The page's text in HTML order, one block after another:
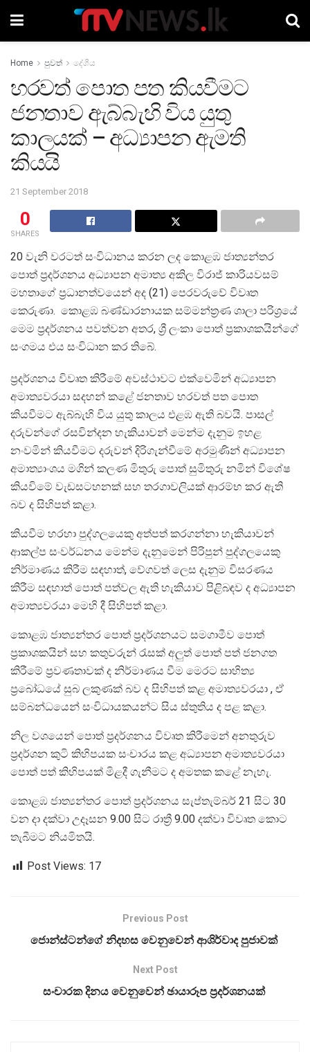
Home පුවත් දේශීය
හරවත් පොත පත කියවීමට
ජනතාව ඇබ්බැහි විය යුතු
කාලයක් – අධ්‍යාපන ඇමති
කියයි
21 September 2018
0
SHARES
20 වැනි වරටත් සංවිධානය කරන ලද කොළඹ ජාත්‍යන්තර
පොත් ප්‍රදර්ශනය අධ්‍යාපන අමාත්‍ය අකිල විරාජ් කාරියවසම්
මහතාගේ ප්‍රධානත්වයෙන් අද (21) පෙරවරුවේ විවෘත
කෙරුණා. කොළඹ බණ්ඩාරනායක සම්මන්ත්‍රණ ශාලා පරිශ්‍රයේ
මෙම ප්‍රදර්ශනය පවත්වන අතර, ශ්‍රී ලංකා පොත් ප්‍රකාශකයින්ගේ
සංගමය එය සංවිධාන කර තිබේ.
ප්‍රදර්ශනය විවෘත කිරීමේ අවස්ථාවට එක්වෙමින් අධ්‍යාපන
අමාත්‍යවරයා සදහන් කළේ ජනතාව හරවත් පත පොත
කියවීමට ඇබ්බැහි විය යුතු කාලය එළඹ ඇති බවයි. පාසල්
දරුවන්ගේ රසවින්දන හැකියාවන් මෙන්ම දැනුම ඉහළ
නංවමින් කියවීමට දරුවන් දිරිගැන්වීමේ අරමුණින් අධ්‍යාපන
අමාත්‍යාංශය මගින් කලණ මිතුරු පොත් සුමිතුරු නමින් විශේෂ
කියවිමේ වැඩසටහනක් සහ තරගාවලියක් ආරම්භ කර ඇති
බව ද සිහිපත් කළා.
කියවීම හරහා පුද්ගලයෙකු අත්පත් කරගන්නා හැකියාවන්
ආකල්ප සංවර්ධනය මෙන්ම දැනුමෙන් පිරිපුන් පුද්ගලයෙකු
නිර්මාණය කිරීම සඳහාත්, වේගවත් ලෙස දැනුම විසරණය
කිරීම සඳහාත් පොත් පත්වල ඇති හැකියාව පිළිබඳව ද අධ්‍යාපන
අමාත්‍යවරයා මෙහි දී සිහිපත් කළා.
කොළඹ ජාත්‍යන්තර පොත් ප්‍රදර්ශනයට සමගාමීව පොත්
ප්‍රකාශකයින් සහ කතුවරුන් රැසක් අලුත් පොත් පත් ජනගත
කිරීමේ ප්‍රවණතාවක් ද නිර්මාණය වීම මෙරට සාහිත්‍ය
ප්‍රබෝධයේ සුබ ලකුණක් බව ද සිහිපත් කළ අමාත්‍යවරයා , ඒ
සම්බන්ධයෙන් සංවිධායකයන්ට සිය ස්තුතිය ද පළ කළා.
නිල වශයෙන් පොත් ප්‍රදර්ශනය විවෘත කිරීමෙන් අනතුරුව
ප්‍රදර්ශන කුටි කිහිපයක සංචාරය කළ අධ්‍යාපන අමාත්‍යවරයා
පොත් පත් කිහිපයක් මිළදී ගැනීමට ද අමතක කළේ නැහැ.
කොළඹ ජාත්‍යන්තර පොත් ප්‍රදර්ශනය සැප්තැම්බර් 21 සිට 30
වන දා දක්වා උදෑසන 9.00 සිට රාත්‍රී 9.00 දක්වා විවෘත කොට
තැබීමට නියමිතයි.
Post Views: 17
Previous Post
ජොන්ස්ටන්ගේ නිදහස වෙනුවෙන් ආශිර්වාද පුජාවක්
Next Post
සංචාරක දිනය වෙනුවෙන් ඡායාරූප ප්‍රදර්ශනයක්